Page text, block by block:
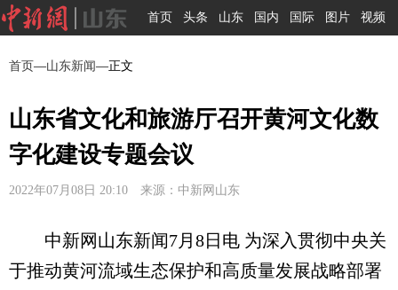
首页 头条 山东 国内 国际 图片 视频
首页—山东新闻—正文
山东省文化和旅游厅召开黄河文化数
字化建设专题会议
2022年07月08日 20:10 来源：中新网山东
中新网山东新闻7月8日电 为深入贯彻中央关
于推动黄河流域生态保护和高质量发展战略部署